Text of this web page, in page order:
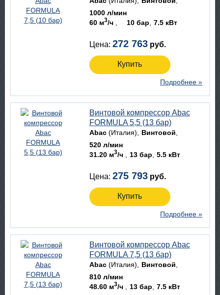
1000 л/мин
60 м3/ч 10 бар 7.5 кВт
Цена: 272 763 руб.
Купить
Подробнее »
Винтовой компрессор Abac
FORMULA 5,5 (13 бар)
Abac(Италия)
Винтовой
520 л/мин
31.20 м3/ч 13 бар 5.5 кВт
Цена: 275 793 руб.
Купить
Подробнее »
Винтовой компрессор Abac
FORMULA 7,5 (13 бар)
Abac(Италия)
Винтовой
810 л/мин
48.60 м3/ч 13 бар 7.5 кВт